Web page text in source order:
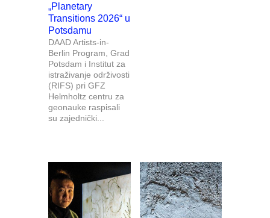
„Planetary
Transitions 2026“ u
Potsdamu
DAAD Artists-in-
Berlin Program, Grad
Potsdam i Institut za
istraživanje održivosti
(RIFS) pri GFZ
Helmholtz centru za
geonauke raspisali
su zajednički...